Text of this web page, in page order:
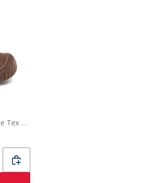
Bisgaard Børn Helton Vandtætte Tex Støvler Dark Brown